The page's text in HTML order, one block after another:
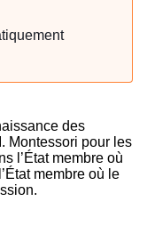
des
Montessori pour les
l’État membre où
membre où le